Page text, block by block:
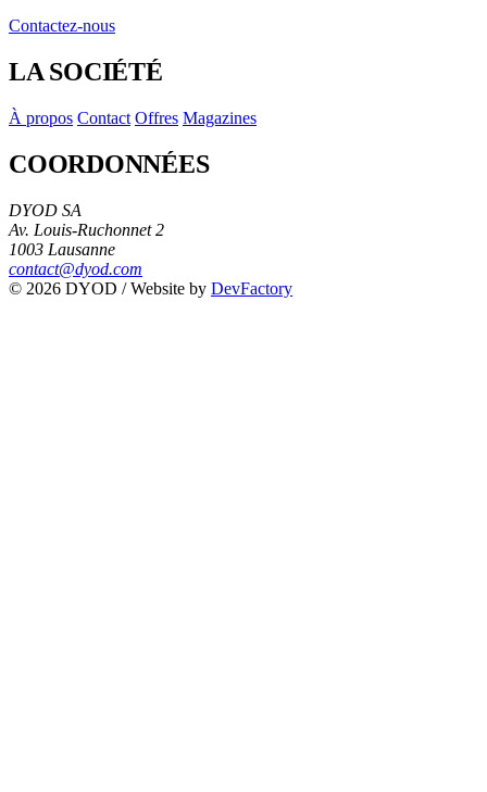
Contactez-nous
LA SOCIÉTÉ
À propos Contact Offres Magazines
COORDONNÉES
DYOD SA
Av. Louis-Ruchonnet 2
1003 Lausanne
contact@dyod.com
© 2026 DYOD / Website by DevFactory